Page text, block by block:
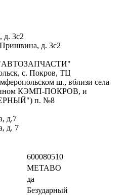
д. 3с2
д. 3с2
"АВТОЗАПЧАСТИ"
c. Покров, ТЦ
ш., вблизи села
КЭМП-ПОКРОВ, и
п. №8
д.7
д. 7
600080510
METABO
да
Безударный